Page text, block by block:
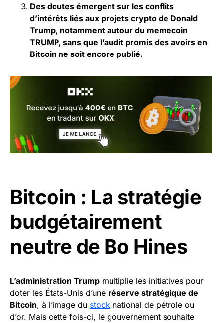
Des doutes émergent sur les conflits
d’intérêts liés aux projets crypto de Donald
Trump, notamment autour du memecoin
TRUMP, sans que l’audit promis des avoirs en
Bitcoin ne soit encore publié.
Bitcoin : La stratégie
budgétairement
neutre de Bo Hines
L’administration Trump multiplie les initiatives pour
doter les États-Unis d’une réserve stratégique de
Bitcoin, à l’image du stock national de pétrole ou
d’or. Mais cette fois-ci, le gouvernement souhaite